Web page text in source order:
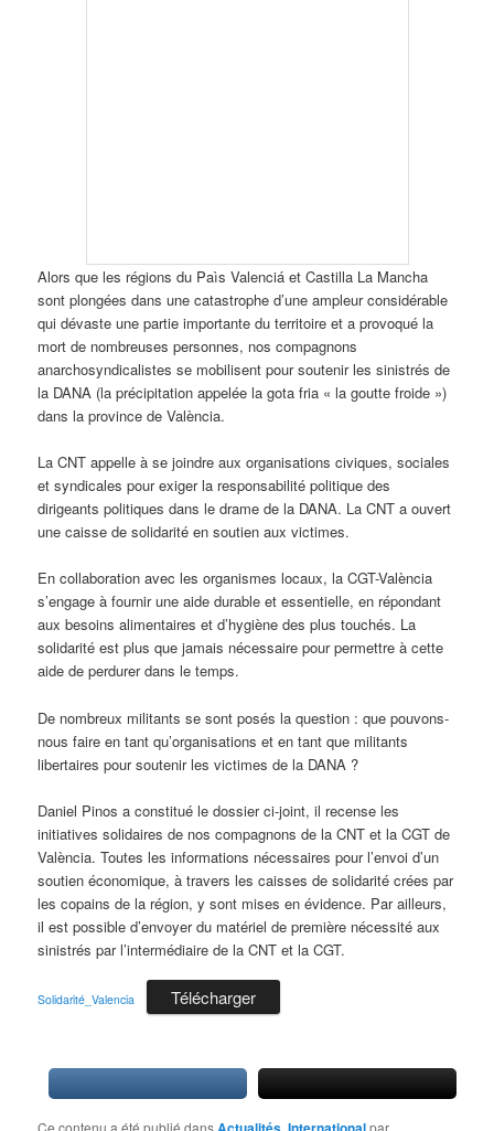
‌Alors que les régions du Paìs Valenciá et Castilla La Mancha
sont plongées dans une catastrophe d’une ampleur considérable
qui dévaste une partie importante du territoire et a provoqué la
mort de nombreuses personnes, nos compagnons
anarchosyndicalistes se mobilisent pour soutenir les sinistrés de
la DANA (la précipitation appelée la gota fria « la goutte froide »)
dans la province de València.
La CNT appelle à se joindre aux organisations civiques, sociales
et syndicales pour exiger la responsabilité politique des
dirigeants politiques dans le drame de la DANA. La CNT a ouvert
une caisse de solidarité en soutien aux victimes.
En collaboration avec les organismes locaux, la CGT-València
s’engage à fournir une aide durable et essentielle, en répondant
aux besoins alimentaires et d’hygiène des plus touchés. La
solidarité est plus que jamais nécessaire pour permettre à cette
aide de perdurer dans le temps.
De nombreux militants se sont posés la question : que pouvons-
nous faire en tant qu’organisations et en tant que militants
libertaires pour soutenir les victimes de la DANA ?
Daniel Pinos a constitué le dossier ci-joint, il recense les
initiatives solidaires de nos compagnons de la CNT et la CGT de
València. Toutes les informations nécessaires pour l’envoi d’un
soutien économique, à travers les caisses de solidarité crées par
les copains de la région, y sont mises en évidence. Par ailleurs,
il est possible d’envoyer du matériel de première nécessité aux
sinistrés par l’intermédiaire de la CNT et la CGT.
Solidarité_Valencia Télécharger
Ce contenu a été publié dans , par